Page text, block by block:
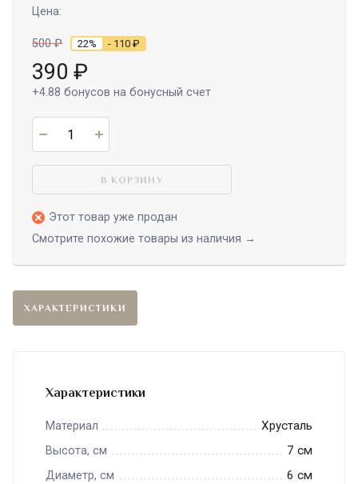
Цена:
500₽ 22% - 110 ₽
390 ₽
+4.88 бонусов на бонусный счет
В КОРЗИНУ
Этот товар уже продан
Смотрите похожие товары из наличия →
ХАРАКТЕРИСТИКИ
Характеристики
Материал Хрусталь
Высота, см 7 см
Диаметр, см 6 см